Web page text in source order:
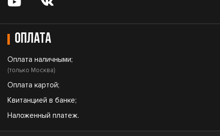
Оплата
Оплата наличными;
(только Москва)
Оплата картой;
Квитанцией в банке;
Наложенный платеж.